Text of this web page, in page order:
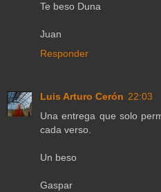
Te beso Duna
Juan
Responder
Luis Arturo Cerón 22:03
Una entrega que solo
cada verso.
Un beso
Gaspar